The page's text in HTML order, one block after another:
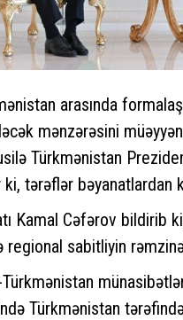
arasında
mənzərəsini
Türkmənistan
tərəflər bəyanatlardan
Kamal Cəfərov bildirib
regional sabitliyin
Türkmənistan